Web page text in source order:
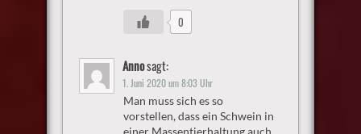
0
Annosagt:
1. Juni 2020 um 8:03 Uhr
Man muss sich es so
vorstellen, dass ein Schwein in
einer Massentierhaltung auch